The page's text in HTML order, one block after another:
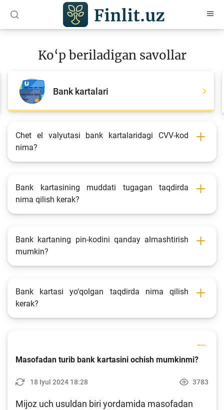
Maqolalar
O‘quv qo‘llanmalar
Loyihalar
Depozit va kredit kalkulyatorlari
So‘rovnoma
So‘rovlar
Fotogalereya
Loyiha haqida
Sayt xaritasi
Ko‘p beriladigan savollar
Bank kartalari
Chet el valyutasi bank kartalaridagi CVV-kod
nima?
Bank kartasining muddati tugagan taqdirda
nima qilish kerak?
Bank kartaning pin-kodini qanday almashtirish
mumkin?
Bank kartasi yo‘qolgan taqdirda nima qilish
kerak?
Masofadan turib bank kartasini ochish mumkinmi?
18 Iyul 2024 18:28 3783
Mijoz uch usuldan biri yordamida masofadan